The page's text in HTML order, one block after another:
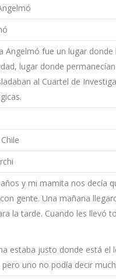
Angelmó fue un lugar
lugar donde
al Cuartel de
y mi mamita nos decía
gente. Una mañana
la tarde. Cuando les llevó
estaba justo donde está
pero uno no podía decir